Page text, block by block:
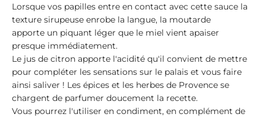
Lorsque vos papilles entre en contact avec cette sauce la
texture sirupeuse enrobe la langue, la moutarde
apporte un piquant léger que le miel vient apaiser
presque immédiatement.
Le jus de citron apporte l'acidité qu'il convient de mettre
pour compléter les sensations sur le palais et vous faire
ainsi saliver ! Les épices et les herbes de Provence se
chargent de parfumer doucement la recette.
Vous pourrez l'utiliser en condiment, en complément de